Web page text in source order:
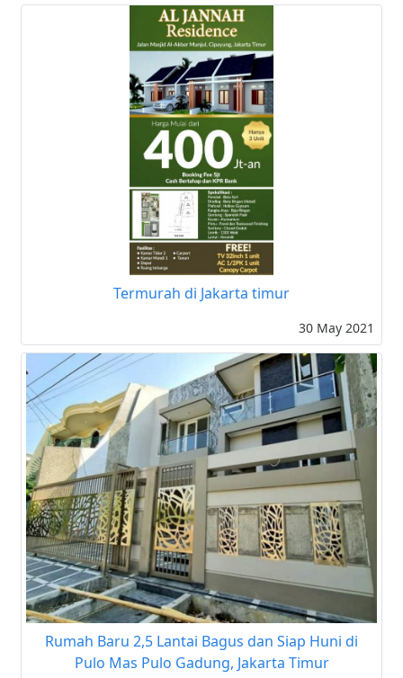
Termurah di Jakarta timur
30 May 2021
Rumah Baru 2,5 Lantai Bagus dan Siap Huni di
Pulo Mas Pulo Gadung, Jakarta Timur